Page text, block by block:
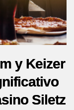
y Keizer
Siletz